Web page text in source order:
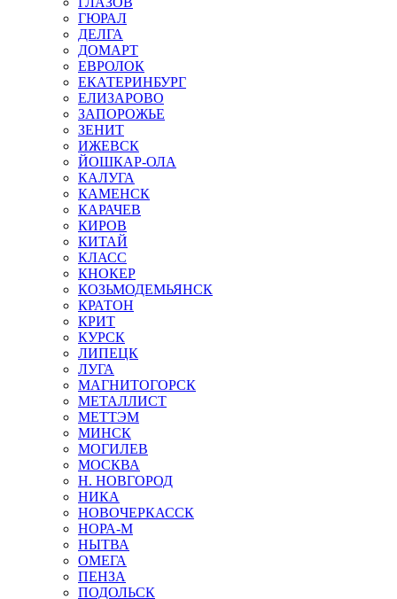
ГЮРАЛ
ДЕЛГА
ДОМАРТ
ЕВРОЛОК
ЕКАТЕРИНБУРГ
ЕЛИЗАРОВО
ЗАПОРОЖЬЕ
ЗЕНИТ
ИЖЕВСК
ЙОШКАР-ОЛА
КАЛУГА
КАМЕНСК
КАРАЧЕВ
КИРОВ
КИТАЙ
КЛАСС
КНОКЕР
КОЗЬМОДЕМЬЯНСК
КРАТОН
КРИТ
КУРСК
ЛИПЕЦК
ЛУГА
МАГНИТОГОРСК
МЕТАЛЛИСТ
МЕТТЭМ
МИНСК
МОГИЛЕВ
МОСКВА
Н. НОВГОРОД
НИКА
НОВОЧЕРКАССК
НОРА-М
НЫТВА
ОМЕГА
ПЕНЗА
ПОДОЛЬСК